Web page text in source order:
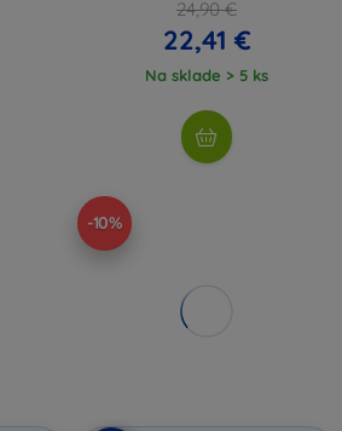
24,90 €
22,41 €
Na sklade > 5 ks
-10%